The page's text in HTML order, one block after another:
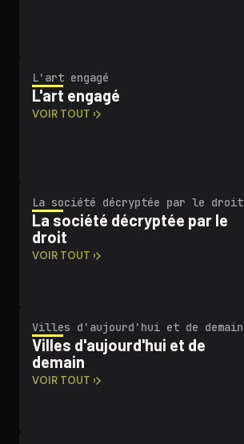
L'art engagé
L'art engagé
VOIR TOUT ›
La société décryptée par le droit
La société décryptée par le
droit
VOIR TOUT ›
Villes d'au­jour­d'hui et de demain
Villes d'au­jour­d'hui et de
demain
VOIR TOUT ›